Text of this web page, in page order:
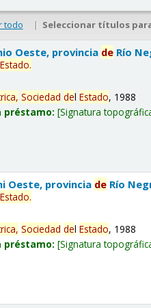
todo | Seleccionar títulos
Oeste, provincia de Río
Estado.
Sociedad delEstado, 1988
préstamo: Signatura
Oeste, provincia de Río
Estado.
Sociedad delEstado, 1988
préstamo: Signatura